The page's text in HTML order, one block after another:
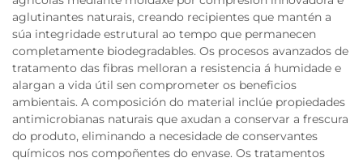
aglutinantes naturais, creando recipientes que mantén a
súa integridade estrutural ao tempo que permanecen
completamente biodegradables. Os procesos avanzados de
tratamento das fibras melloran a resistencia á humidade e
alargan a vida útil sen comprometer os beneficios
ambientais. A composición do material inclúe propiedades
antimicrobianas naturais que axudan a conservar a frescura
do produto, eliminando a necesidade de conservantes
químicos nos compoñentes do envase. Os tratamentos